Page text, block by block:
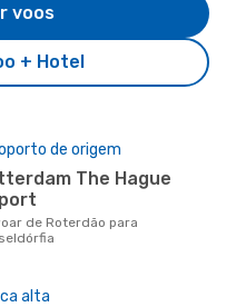
+ Hotel
voos
de origem
alta